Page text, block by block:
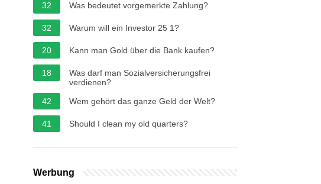
32 Was bedeutet vorgemerkte Zahlung?
32 Warum will ein Investor 25 1?
20 Kann man Gold über die Bank kaufen?
18
Was darf man Sozialversicherungsfrei
verdienen?
42
Wem gehört das ganze Geld der Welt?
41 Should I clean my old quarters?
Werbung